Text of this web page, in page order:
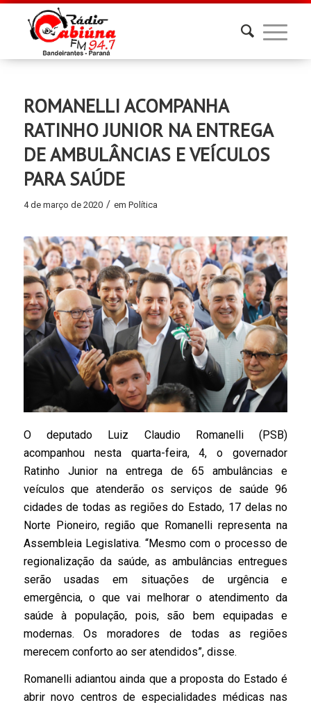
ROMANELLI ACOMPANHA
RATINHO JUNIOR NA ENTREGA
DE AMBULÂNCIAS E VEÍCULOS
PARA SAÚDE
4 de março de 2020 / em Política
O deputado Luiz Claudio Romanelli (PSB)
acompanhou nesta quarta-feira, 4, o governador
Ratinho Junior na entrega de 65 ambulâncias e
veículos que atenderão os serviços de saúde 96
cidades de todas as regiões do Estado, 17 delas no
Norte Pioneiro, região que Romanelli representa na
Assembleia Legislativa. “Mesmo com o processo de
regionalização da saúde, as ambulâncias entregues
serão usadas em situações de urgência e
emergência, o que vai melhorar o atendimento da
saúde à população, pois, são bem equipadas e
modernas. Os moradores de todas as regiões
merecem conforto ao ser atendidos”, disse.
Romanelli adiantou ainda que a proposta do Estado é
abrir novo centros de especialidades médicas nas